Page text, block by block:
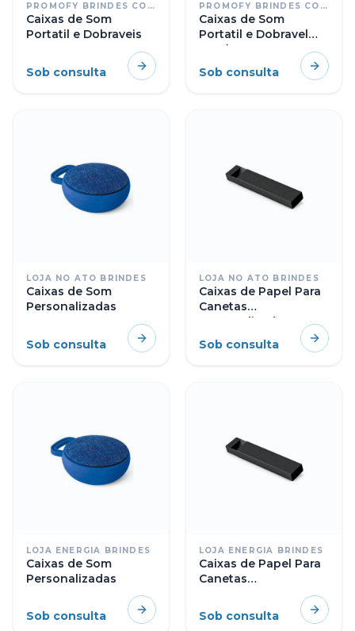
PROMOFY BRINDES CORPORATIVOS PERSONALIZADOS
Caixas de Som
Portatil e Dobraveis
Sob consulta
PROMOFY BRINDES CORPORATIVOS PERSONALIZADOS
Caixas de Som
Portatil e Dobravel
Totalmente
Personalizadas no
Formato de Cubo ou
Sob consulta
LOJA NO ATO BRINDES
Caixas de Som
Personalizadas
Sob consulta
LOJA NO ATO BRINDES
Caixas de Papel Para
Canetas
Personalizadas
Sob consulta
LOJA ENERGIA BRINDES
Caixas de Som
Personalizadas
Sob consulta
LOJA ENERGIA BRINDES
Caixas de Papel Para
Canetas
Sob consulta